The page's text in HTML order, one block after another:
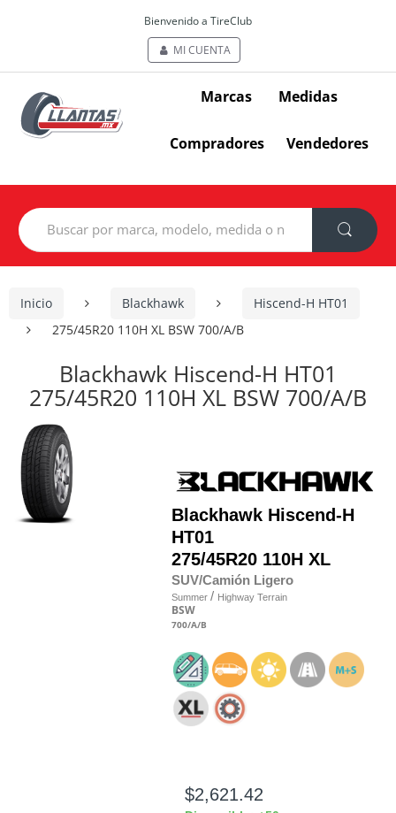
Bienvenido a TireClub
MI CUENTA
Marcas Medidas
Compradores Vendedores
Search
for:
Inicio Blackhawk
Hiscend-H HT01
275/45R20 110H XL BSW 700/A/B
Blackhawk Hiscend-H HT01
275/45R20 110H XL BSW 700/A/B
Blackhawk Hiscend-H
HT01
275/45R20 110H XL
SUV/Camión Ligero
Summer / Highway Terrain
BSW
700/A/B
$2,621.42